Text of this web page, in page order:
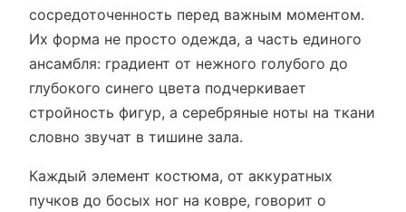
сосредоточенность перед важным моментом.
Их форма не просто одежда, а часть единого
ансамбля: градиент от нежного голубого до
глубокого синего цвета подчеркивает
стройность фигур, а серебряные ноты на ткани
словно звучат в тишине зала.
Каждый элемент костюма, от аккуратных
пучков до босых ног на ковре, говорит о